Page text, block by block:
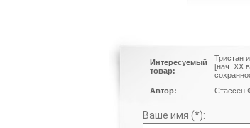
Интересуемый
товар:
Тристан
[нач. XX
Автор:
Стассен
Ваше имя (*):